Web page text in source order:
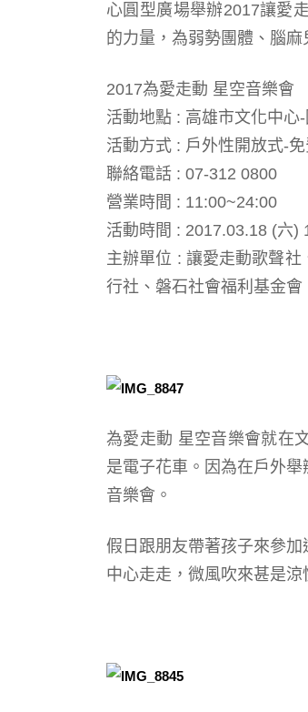
心圓型廣場舉辦2017讓愛
的力量，為弱勢團體、腦
2017為愛走動 星空音樂會
活動地點 : 高雄市文化中心
活動方式 : 戶外性開放式-
聯絡電話 : 07-312 0800
營業時間 : 11:00~24:00
活動時間 : 2017.03.18 (六)
主辦單位 : 讓愛走動歌聲
行社、磐石社會福利基金會
為愛走動 星空音樂會就在
是電子花車。因為在戶外
音樂會。
假日跟朋友帶著孩子來參
中心走走，微風吹來甚是涼